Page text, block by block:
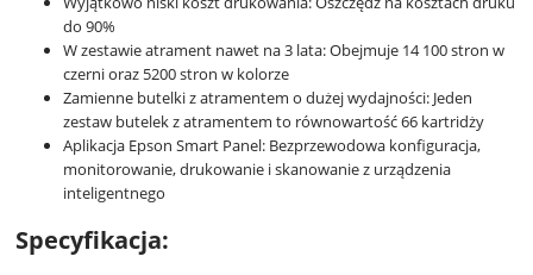
do 90%
W zestawie atrament nawet na 3 lata: Obejmuje 14 100 stron w
czerni oraz 5200 stron w kolorze
Zamienne butelki z atramentem o dużej wydajności: Jeden
zestaw butelek z atramentem to równowartość 66 kartridży
Aplikacja Epson Smart Panel: Bezprzewodowa konfiguracja,
monitorowanie, drukowanie i skanowanie z urządzenia
inteligentnego
Specyfikacja: